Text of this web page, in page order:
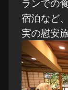
ランでの
宿泊など
実の慰安